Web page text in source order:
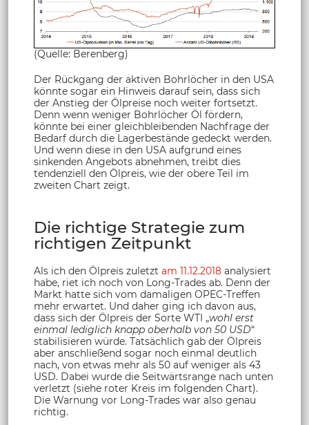
(Quelle: Berenberg)
Der Rückgang der aktiven Bohrlöcher in den USA
könnte sogar ein Hinweis darauf sein, dass sich
der Anstieg der Ölpreise noch weiter fortsetzt.
Denn wenn weniger Bohrlöcher Öl fördern,
könnte bei einer gleichbleibenden Nachfrage der
Bedarf durch die Lagerbestände gedeckt werden.
Und wenn diese in den USA aufgrund eines
sinkenden Angebots abnehmen, treibt dies
tendenziell den Ölpreis, wie der obere Teil im
zweiten Chart zeigt.
Die richtige Strategie zum
richtigen Zeitpunkt
Als ich den Ölpreis zuletzt am 11.12.2018 analysiert
habe, riet ich noch von Long-Trades ab. Denn der
Markt hatte sich vom damaligen OPEC-Treffen
mehr erwartet. Und daher ging ich davon aus,
dass sich der Ölpreis der Sorte WTI „wohl erst
einmal lediglich knapp oberhalb von 50 USD“
stabilisieren würde. Tatsächlich gab der Ölpreis
aber anschließend sogar noch einmal deutlich
nach, von etwas mehr als 50 auf weniger als 43
USD. Dabei wurde die Seitwärtsrange nach unten
verletzt (siehe roter Kreis im folgenden Chart).
Die Warnung vor Long-Trades war also genau
richtig.